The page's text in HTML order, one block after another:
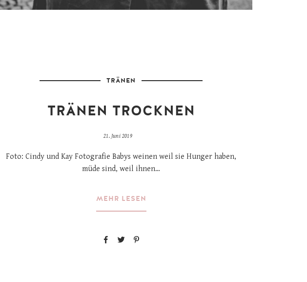
TRÄNEN
TRÄNEN TROCKNEN
21. Juni 2019
Foto: Cindy und Kay Fotografie Babys weinen weil sie Hunger haben,
müde sind, weil ihnen…
MEHR LESEN